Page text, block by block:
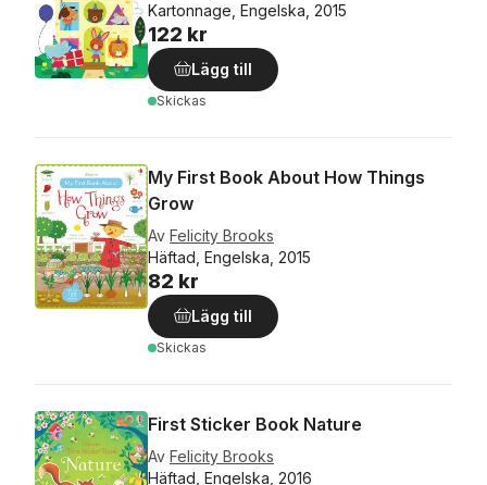
Kartonnage, Engelska, 2015
122 kr
Lägg till
Skickas
My First Book About How Things
Grow
Av Felicity Brooks
Häftad, Engelska, 2015
82 kr
Lägg till
Skickas
First Sticker Book Nature
Av Felicity Brooks
Häftad, Engelska, 2016